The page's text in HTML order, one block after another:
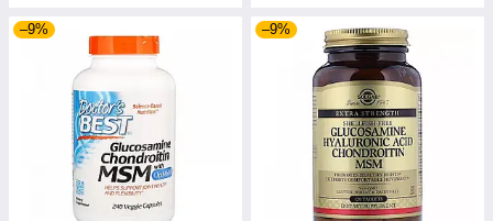
–9% –9%